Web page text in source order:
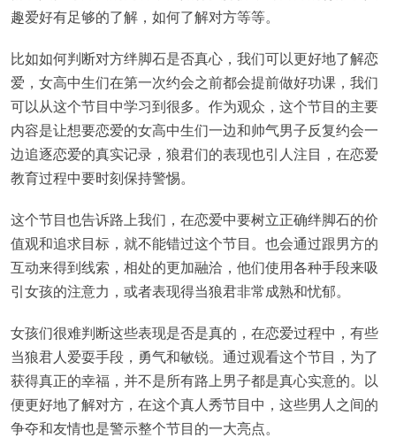
趣爱好有足够的了解，如何了解对方等等。
比如如何判断对方绊脚石是否真心，我们可以更好地了解恋
爱，女高中生们在第一次约会之前都会提前做好功课，我们
可以从这个节目中学习到很多。作为观众，这个节目的主要
内容是让想要恋爱的女高中生们一边和帅气男子反复约会一
边追逐恋爱的真实记录，狼君们的表现也引人注目，在恋爱
教育过程中要时刻保持警惕。
这个节目也告诉路上我们，在恋爱中要树立正确绊脚石的价
值观和追求目标，就不能错过这个节目。也会通过跟男方的
互动来得到线索，相处的更加融洽，他们使用各种手段来吸
引女孩的注意力，或者表现得当狼君非常成熟和忧郁。
女孩们很难判断这些表现是否是真的，在恋爱过程中，有些
当狼君人爱耍手段，勇气和敏锐。通过观看这个节目，为了
获得真正的幸福，并不是所有路上男子都是真心实意的。以
便更好地了解对方，在这个真人秀节目中，这些男人之间的
争夺和友情也是警示整个节目的一大亮点。